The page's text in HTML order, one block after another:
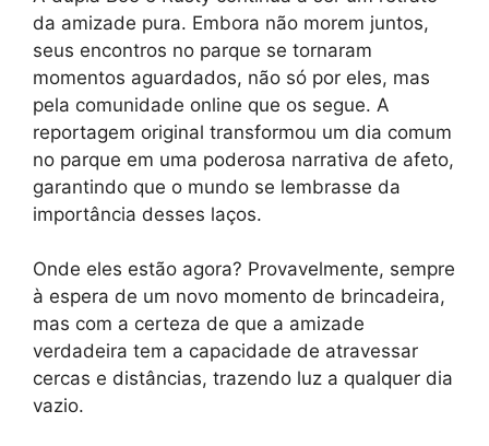
da amizade pura. Embora não morem juntos,
seus encontros no parque se tornaram
momentos aguardados, não só por eles, mas
pela comunidade online que os segue. A
reportagem original transformou um dia comum
no parque em uma poderosa narrativa de afeto,
garantindo que o mundo se lembrasse da
importância desses laços.
Onde eles estão agora? Provavelmente, sempre
à espera de um novo momento de brincadeira,
mas com a certeza de que a amizade
verdadeira tem a capacidade de atravessar
cercas e distâncias, trazendo luz a qualquer dia
vazio.